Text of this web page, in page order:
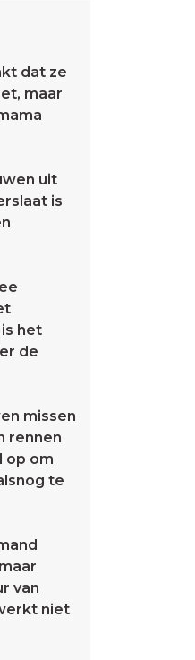
dat ze
maar
uit
is
het
de
missen
rennen
op om
te
van
niet